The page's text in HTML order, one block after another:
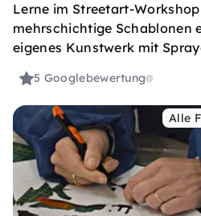
Lerne im Streetart-
mehrschichtige Schablonen
eigenes Kunstwerk mit
5 Googlebewertung
Alle